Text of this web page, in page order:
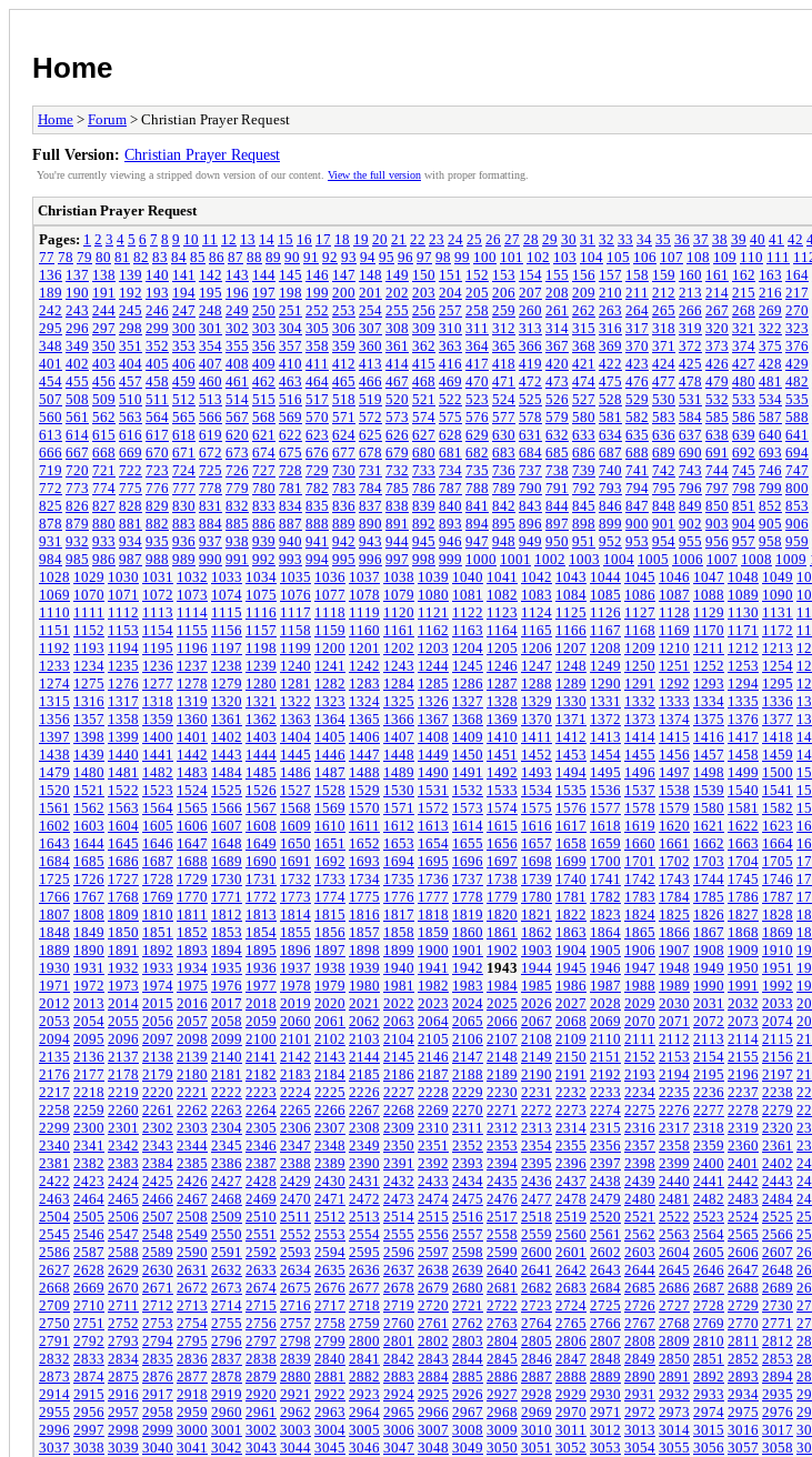
Home
Home > Forum > Christian Prayer Request
Full Version: Christian Prayer Request
You're currently viewing a stripped down version of our content. View the full version with proper formatting.
Christian Prayer Request
Pages: 1 2 3 4 5 6 7 8 9 10 11 12 13 14 15 16 17 18 19 20 21 22 23 24 25 26 27 28 29 30 31 32 33 34 35 36 37 38 39 40 41 42
77 78 79 80 81 82 83 84 85 86 87 88 89 90 91 92 93 94 95 96 97 98 99 100 101 102 103 104 105 106 107 108 109 110 111
136 137 138 139 140 141 142 143 144 145 146 147 148 149 150 151 152 153 154 155 156 157 158 159 160 161 162 163 164
189 190 191 192 193 194 195 196 197 198 199 200 201 202 203 204 205 206 207 208 209 210 211 212 213 214 215 216 217
242 243 244 245 246 247 248 249 250 251 252 253 254 255 256 257 258 259 260 261 262 263 264 265 266 267 268 269 270
295 296 297 298 299 300 301 302 303 304 305 306 307 308 309 310 311 312 313 314 315 316 317 318 319 320 321 322 323
348 349 350 351 352 353 354 355 356 357 358 359 360 361 362 363 364 365 366 367 368 369 370 371 372 373 374 375 376
401 402 403 404 405 406 407 408 409 410 411 412 413 414 415 416 417 418 419 420 421 422 423 424 425 426 427 428 429
454 455 456 457 458 459 460 461 462 463 464 465 466 467 468 469 470 471 472 473 474 475 476 477 478 479 480 481 482
507 508 509 510 511 512 513 514 515 516 517 518 519 520 521 522 523 524 525 526 527 528 529 530 531 532 533 534 535
560 561 562 563 564 565 566 567 568 569 570 571 572 573 574 575 576 577 578 579 580 581 582 583 584 585 586 587 588
613 614 615 616 617 618 619 620 621 622 623 624 625 626 627 628 629 630 631 632 633 634 635 636 637 638 639 640 641
666 667 668 669 670 671 672 673 674 675 676 677 678 679 680 681 682 683 684 685 686 687 688 689 690 691 692 693 694
719 720 721 722 723 724 725 726 727 728 729 730 731 732 733 734 735 736 737 738 739 740 741 742 743 744 745 746 747
772 773 774 775 776 777 778 779 780 781 782 783 784 785 786 787 788 789 790 791 792 793 794 795 796 797 798 799 800
825 826 827 828 829 830 831 832 833 834 835 836 837 838 839 840 841 842 843 844 845 846 847 848 849 850 851 852 853
878 879 880 881 882 883 884 885 886 887 888 889 890 891 892 893 894 895 896 897 898 899 900 901 902 903 904 905 906
931 932 933 934 935 936 937 938 939 940 941 942 943 944 945 946 947 948 949 950 951 952 953 954 955 956 957 958 959
984 985 986 987 988 989 990 991 992 993 994 995 996 997 998 999 1000 1001 1002 1003 1004 1005 1006 1007 1008 1009
1028 1029 1030 1031 1032 1033 1034 1035 1036 1037 1038 1039 1040 1041 1042 1043 1044 1045 1046 1047 1048 1049
1069 1070 1071 1072 1073 1074 1075 1076 1077 1078 1079 1080 1081 1082 1083 1084 1085 1086 1087 1088 1089 1090
1110 1111 1112 1113 1114 1115 1116 1117 1118 1119 1120 1121 1122 1123 1124 1125 1126 1127 1128 1129 1130 1131
1151 1152 1153 1154 1155 1156 1157 1158 1159 1160 1161 1162 1163 1164 1165 1166 1167 1168 1169 1170 1171 1172
1192 1193 1194 1195 1196 1197 1198 1199 1200 1201 1202 1203 1204 1205 1206 1207 1208 1209 1210 1211 1212 1213
1233 1234 1235 1236 1237 1238 1239 1240 1241 1242 1243 1244 1245 1246 1247 1248 1249 1250 1251 1252 1253 1254
1274 1275 1276 1277 1278 1279 1280 1281 1282 1283 1284 1285 1286 1287 1288 1289 1290 1291 1292 1293 1294 1295
1315 1316 1317 1318 1319 1320 1321 1322 1323 1324 1325 1326 1327 1328 1329 1330 1331 1332 1333 1334 1335 1336
1356 1357 1358 1359 1360 1361 1362 1363 1364 1365 1366 1367 1368 1369 1370 1371 1372 1373 1374 1375 1376 1377
1397 1398 1399 1400 1401 1402 1403 1404 1405 1406 1407 1408 1409 1410 1411 1412 1413 1414 1415 1416 1417 1418
1438 1439 1440 1441 1442 1443 1444 1445 1446 1447 1448 1449 1450 1451 1452 1453 1454 1455 1456 1457 1458 1459
1479 1480 1481 1482 1483 1484 1485 1486 1487 1488 1489 1490 1491 1492 1493 1494 1495 1496 1497 1498 1499 1500
1520 1521 1522 1523 1524 1525 1526 1527 1528 1529 1530 1531 1532 1533 1534 1535 1536 1537 1538 1539 1540 1541
1561 1562 1563 1564 1565 1566 1567 1568 1569 1570 1571 1572 1573 1574 1575 1576 1577 1578 1579 1580 1581 1582
1602 1603 1604 1605 1606 1607 1608 1609 1610 1611 1612 1613 1614 1615 1616 1617 1618 1619 1620 1621 1622 1623
1643 1644 1645 1646 1647 1648 1649 1650 1651 1652 1653 1654 1655 1656 1657 1658 1659 1660 1661 1662 1663 1664
1684 1685 1686 1687 1688 1689 1690 1691 1692 1693 1694 1695 1696 1697 1698 1699 1700 1701 1702 1703 1704 1705
1725 1726 1727 1728 1729 1730 1731 1732 1733 1734 1735 1736 1737 1738 1739 1740 1741 1742 1743 1744 1745 1746
1766 1767 1768 1769 1770 1771 1772 1773 1774 1775 1776 1777 1778 1779 1780 1781 1782 1783 1784 1785 1786 1787
1807 1808 1809 1810 1811 1812 1813 1814 1815 1816 1817 1818 1819 1820 1821 1822 1823 1824 1825 1826 1827 1828
1848 1849 1850 1851 1852 1853 1854 1855 1856 1857 1858 1859 1860 1861 1862 1863 1864 1865 1866 1867 1868 1869
1889 1890 1891 1892 1893 1894 1895 1896 1897 1898 1899 1900 1901 1902 1903 1904 1905 1906 1907 1908 1909 1910
1930 1931 1932 1933 1934 1935 1936 1937 1938 1939 1940 1941 1942 1943 1944 1945 1946 1947 1948 1949 1950 1951
1971 1972 1973 1974 1975 1976 1977 1978 1979 1980 1981 1982 1983 1984 1985 1986 1987 1988 1989 1990 1991 1992
2012 2013 2014 2015 2016 2017 2018 2019 2020 2021 2022 2023 2024 2025 2026 2027 2028 2029 2030 2031 2032 2033
2053 2054 2055 2056 2057 2058 2059 2060 2061 2062 2063 2064 2065 2066 2067 2068 2069 2070 2071 2072 2073 2074
2094 2095 2096 2097 2098 2099 2100 2101 2102 2103 2104 2105 2106 2107 2108 2109 2110 2111 2112 2113 2114 2115
2135 2136 2137 2138 2139 2140 2141 2142 2143 2144 2145 2146 2147 2148 2149 2150 2151 2152 2153 2154 2155 2156
2176 2177 2178 2179 2180 2181 2182 2183 2184 2185 2186 2187 2188 2189 2190 2191 2192 2193 2194 2195 2196 2197
2217 2218 2219 2220 2221 2222 2223 2224 2225 2226 2227 2228 2229 2230 2231 2232 2233 2234 2235 2236 2237 2238
2258 2259 2260 2261 2262 2263 2264 2265 2266 2267 2268 2269 2270 2271 2272 2273 2274 2275 2276 2277 2278 2279
2299 2300 2301 2302 2303 2304 2305 2306 2307 2308 2309 2310 2311 2312 2313 2314 2315 2316 2317 2318 2319 2320
2340 2341 2342 2343 2344 2345 2346 2347 2348 2349 2350 2351 2352 2353 2354 2355 2356 2357 2358 2359 2360 2361
2381 2382 2383 2384 2385 2386 2387 2388 2389 2390 2391 2392 2393 2394 2395 2396 2397 2398 2399 2400 2401 2402
2422 2423 2424 2425 2426 2427 2428 2429 2430 2431 2432 2433 2434 2435 2436 2437 2438 2439 2440 2441 2442 2443
2463 2464 2465 2466 2467 2468 2469 2470 2471 2472 2473 2474 2475 2476 2477 2478 2479 2480 2481 2482 2483 2484
2504 2505 2506 2507 2508 2509 2510 2511 2512 2513 2514 2515 2516 2517 2518 2519 2520 2521 2522 2523 2524 2525
2545 2546 2547 2548 2549 2550 2551 2552 2553 2554 2555 2556 2557 2558 2559 2560 2561 2562 2563 2564 2565 2566
2586 2587 2588 2589 2590 2591 2592 2593 2594 2595 2596 2597 2598 2599 2600 2601 2602 2603 2604 2605 2606 2607
2627 2628 2629 2630 2631 2632 2633 2634 2635 2636 2637 2638 2639 2640 2641 2642 2643 2644 2645 2646 2647 2648
2668 2669 2670 2671 2672 2673 2674 2675 2676 2677 2678 2679 2680 2681 2682 2683 2684 2685 2686 2687 2688 2689
2709 2710 2711 2712 2713 2714 2715 2716 2717 2718 2719 2720 2721 2722 2723 2724 2725 2726 2727 2728 2729 2730
2750 2751 2752 2753 2754 2755 2756 2757 2758 2759 2760 2761 2762 2763 2764 2765 2766 2767 2768 2769 2770 2771
2791 2792 2793 2794 2795 2796 2797 2798 2799 2800 2801 2802 2803 2804 2805 2806 2807 2808 2809 2810 2811 2812
2832 2833 2834 2835 2836 2837 2838 2839 2840 2841 2842 2843 2844 2845 2846 2847 2848 2849 2850 2851 2852 2853
2873 2874 2875 2876 2877 2878 2879 2880 2881 2882 2883 2884 2885 2886 2887 2888 2889 2890 2891 2892 2893 2894
2914 2915 2916 2917 2918 2919 2920 2921 2922 2923 2924 2925 2926 2927 2928 2929 2930 2931 2932 2933 2934 2935
2955 2956 2957 2958 2959 2960 2961 2962 2963 2964 2965 2966 2967 2968 2969 2970 2971 2972 2973 2974 2975 2976
2996 2997 2998 2999 3000 3001 3002 3003 3004 3005 3006 3007 3008 3009 3010 3011 3012 3013 3014 3015 3016 3017
3037 3038 3039 3040 3041 3042 3043 3044 3045 3046 3047 3048 3049 3050 3051 3052 3053 3054 3055 3056 3057 3058